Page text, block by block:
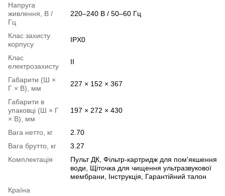
Напруга
живлення, В /
Гц
220–240 В / 50–60 Гц
Клас захисту
корпусу
IPX0
Клас
електрозахисту
II
Габарити (Ш ×
Г × В), мм
227 × 152 × 367
Габарити в
упаковці (Ш × Г
× В), мм
197 × 272 × 430
Вага нетто, кг
2.70
Вага брутто, кг
3.27
Комплектація
Пульт ДК, Фільтр-картридж для пом'якшення
води, Щіточка для чищення ультразвукової
мембрани, Інструкція, Гарантійний талон
Країна